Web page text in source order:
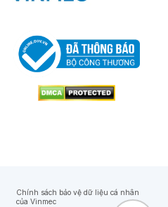
Chính sách bảo vệ dữ liệu cá nhân
của Vinmec